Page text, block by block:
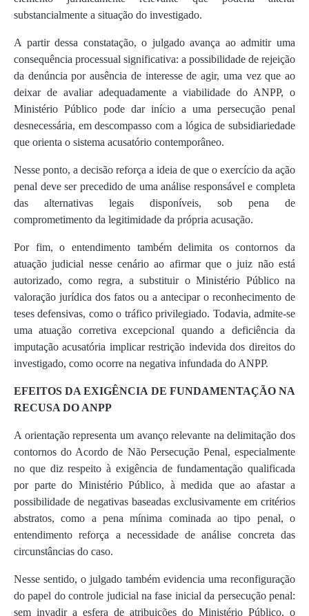
substancialmente a situação do investigado.
A partir dessa constatação, o julgado avança ao admitir uma
consequência processual significativa: a possibilidade de rejeição
da denúncia por ausência de interesse de agir, uma vez que ao
deixar de avaliar adequadamente a viabilidade do ANPP, o
Ministério Público pode dar início a uma persecução penal
desnecessária, em descompasso com a lógica de subsidiariedade
que orienta o sistema acusatório contemporâneo.
Nesse ponto, a decisão reforça a ideia de que o exercício da ação
penal deve ser precedido de uma análise responsável e completa
das alternativas legais disponíveis, sob pena de
comprometimento da legitimidade da própria acusação.
Por fim, o entendimento também delimita os contornos da
atuação judicial nesse cenário ao afirmar que o juiz não está
autorizado, como regra, a substituir o Ministério Público na
valoração jurídica dos fatos ou a antecipar o reconhecimento de
teses defensivas, como o tráfico privilegiado. Todavia, admite-se
uma atuação corretiva excepcional quando a deficiência da
imputação acusatória implicar restrição indevida dos direitos do
investigado, como ocorre na negativa infundada do ANPP.
EFEITOS DA EXIGÊNCIA DE FUNDAMENTAÇÃO NA
RECUSA DO ANPP
A orientação representa um avanço relevante na delimitação dos
contornos do Acordo de Não Persecução Penal, especialmente
no que diz respeito à exigência de fundamentação qualificada
por parte do Ministério Público, à medida que ao afastar a
possibilidade de negativas baseadas exclusivamente em critérios
abstratos, como a pena mínima cominada ao tipo penal, o
entendimento reforça a necessidade de análise concreta das
circunstâncias do caso.
Nesse sentido, o julgado também evidencia uma reconfiguração
do papel do controle judicial na fase inicial da persecução penal:
sem invadir a esfera de atribuições do Ministério Público, o